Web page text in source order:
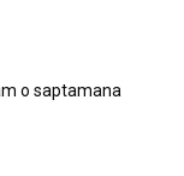
o saptamana